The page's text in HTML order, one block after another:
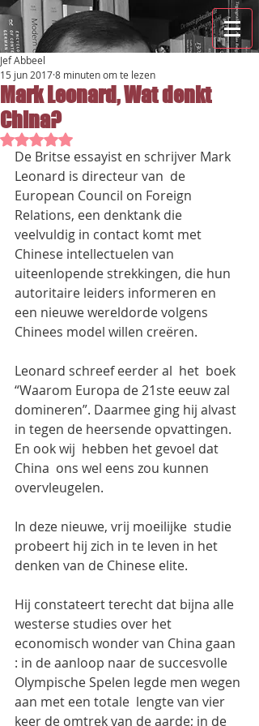
Mark Leonard, Wat denkt
China?
Jef Abbeel
15 jun 20178 minuten om te lezen
Beoordeeld met NaN uit 5 sterren.
De Britse essayist en schrijver Mark
Leonard is directeur van  de
European Council on Foreign
Relations, een denktank die
veelvuldig in contact komt met
Chinese intellectuelen van
uiteenlopende strekkingen, die hun
autoritaire leiders informeren en
een nieuwe wereldorde volgens
Chinees model willen creëren.
Leonard schreef eerder al  het  boek
“Waarom Europa de 21ste eeuw zal
domineren”. Daarmee ging hij alvast
in tegen de heersende opvattingen.
En ook wij  hebben het gevoel dat
China  ons wel eens zou kunnen
overvleugelen.
In deze nieuwe, vrij moeilijke  studie
probeert hij zich in te leven in het
denken van de Chinese elite.
Hij constateert terecht dat bijna alle
westerse studies over het
economisch wonder van China gaan
: in de aanloop naar de succesvolle
Olympische Spelen legde men wegen
aan met een totale  lengte van vier
keer de omtrek van de aarde; in de